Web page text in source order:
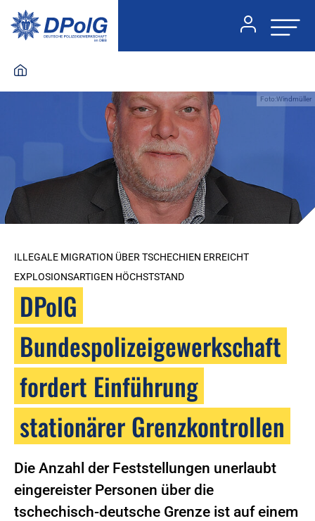
Foto:Windmüller
ILLEGALE MIGRATION ÜBER TSCHECHIEN ERREICHT
EXPLOSIONSARTIGEN HÖCHSTSTAND
DPolG
Bundespolizeigewerkschaft
fordert Einführung
stationärer Grenzkontrollen
Die Anzahl der Feststellungen unerlaubt
eingereister Personen über die
tschechisch-deutsche Grenze ist auf einem